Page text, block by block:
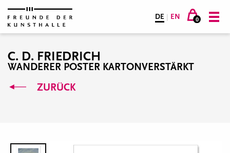
DE | EN 0
C. D. FRIEDRICH
WANDERER POSTER KARTONVERSTÄRKT
ZURÜCK